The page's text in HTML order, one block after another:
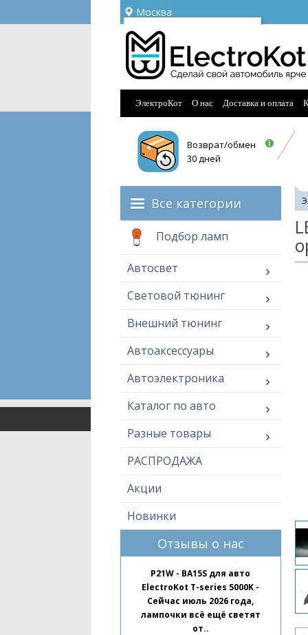
Москва
Ваш город —
Угадали?
ЭлектроКот О нас Доставка и оплата
Возврат/обмен
30 дней
Все категории
Подбор ламп
Автосвет
Световой тюнинг
Внешний тюнинг
Автоаксессуары
Автоэлектроника
Каталог по авто
Разные товары
РАСПРОДАЖА
Акции
Новинки
Отзывы о нас
P21W - BA15S для авто
ElectroKot T-series 5000K -
Сейчас июль 2026 года,
лампочки всё ещё светят
от..